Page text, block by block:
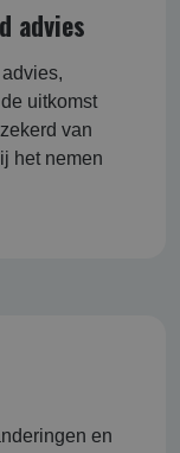
advies
uitkomst
van
het nemen
en